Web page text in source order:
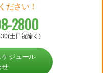
ださい！
2800
土日祝除く)
ケジュール
せ